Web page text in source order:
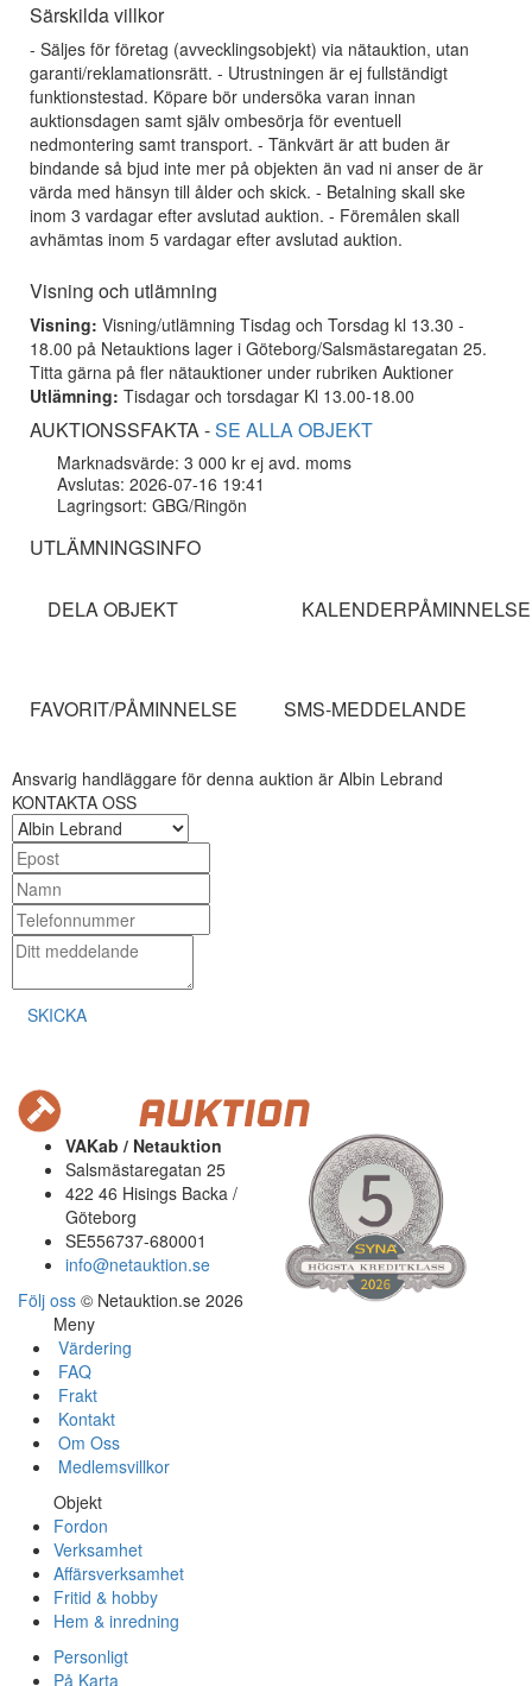
Särskilda villkor
- Säljes för företag (avvecklingsobjekt) via nätauktion, utan
garanti/reklamationsrätt. - Utrustningen är ej fullständigt
funktionstestad. Köpare bör undersöka varan innan
auktionsdagen samt själv ombesörja för eventuell
nedmontering samt transport. - Tänkvärt är att buden är
bindande så bjud inte mer på objekten än vad ni anser de är
värda med hänsyn till ålder och skick. - Betalning skall ske
inom 3 vardagar efter avslutad auktion. - Föremålen skall
avhämtas inom 5 vardagar efter avslutad auktion.
Visning och utlämning
Visning: Visning/utlämning Tisdag och Torsdag kl 13.30 -
18.00 på Netauktions lager i Göteborg/Salsmästaregatan 25.
Titta gärna på fler nätauktioner under rubriken Auktioner
Utlämning: Tisdagar och torsdagar Kl 13.00-18.00
AUKTIONSSFAKTA -SE ALLA OBJEKT
Marknadsvärde: 3 000 kr ej avd. moms
Avslutas: 2026-07-16 19:41
Lagringsort: GBG/Ringön
UTLÄMNINGSINFO
DELA OBJEKT KALENDERPÅMINNELSE
FAVORIT/PÅMINNELSE SMS-MEDDELANDE
Ansvarig handläggare för denna auktion är Albin Lebrand
KONTAKTA OSS
SKICKA
VAKab / Netauktion
Salsmästaregatan 25
422 46 Hisings Backa /
Göteborg
SE556737-680001
info@netauktion.se
Följ oss © Netauktion.se 2026
Meny
Värdering
FAQ
Frakt
Kontakt
Om Oss
Medlemsvillkor
Objekt
Fordon
Verksamhet
Affärsverksamhet
Fritid & hobby
Hem & inredning
Personligt
På Karta